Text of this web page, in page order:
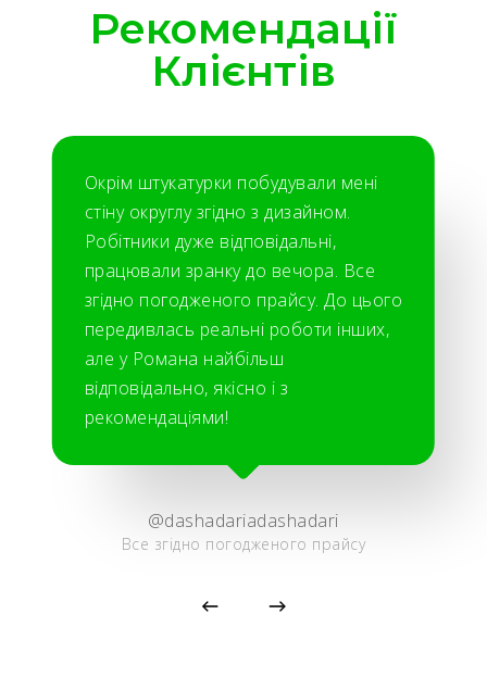
Рекомендації
Клієнтів
Окрім штукатурки побудували мені
стіну округлу згідно з дизайном.
Робітники дуже відповідальні,
працювали зранку до вечора. Все
згідно погодженого прайсу. До цього
передивлась реальні роботи інших,
але у Романа найбільш
відповідально, якісно і з
рекомендаціями!
@dashadariadashadari
Все згідно погодженого прайсу